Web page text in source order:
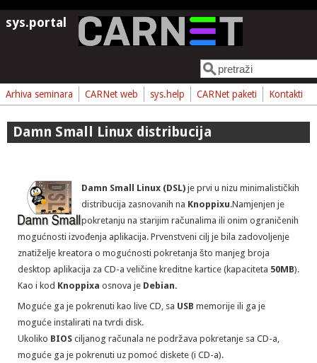
Skoči na glavni sadržaj
sys.portal
Obrazac pretrage
Pretraga
Arhiva seminara CARNet web sys.help CARNet paketi Kontakti
Damn Small Linux distribucija
Damn Small Linux (DSL) je prvi u nizu minimalističkih
distribucija zasnovanih na Knoppixu.Namjenjen je
pokretanju na starijim računalima ili onim ograničenih
mogućnosti izvođenja aplikacija. Prvenstveni cilj je bila zadovoljenje
znatiželje kreatora o mogućnosti pokretanja što manjeg broja
desktop aplikacija za CD-a veličine kreditne kartice (kapaciteta 50MB).
Kao i kod Knoppixa osnova je Debian.
Moguće ga je pokrenuti kao live CD, sa USB memorije ili ga je
moguće instalirati na tvrdi disk.
Ukoliko BIOS ciljanog računala ne podržava pokretanje sa CD-a,
moguće ga je pokrenuti uz pomoć diskete (i CD-a).